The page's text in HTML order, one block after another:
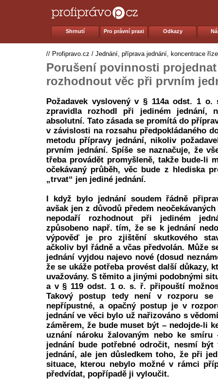
Shrnutí Pro právní praxi Odkazy
// Profipravo.cz / Jednání, příprava jednání, koncentrace
Porušení povinnosti projednat
rozhodnout věc při prvním
Požadavek vyslovený v § 114a odst. 1
zpravidla rozhodl při jediném jednání,
absolutní. Tato zásada se promítá do
v závislosti na rozsahu předpokládaného
metodu přípravy jednání, nikoliv
prvním jednání. Spíše se naznačuje, že
třeba provádět promyšleně, takže bude-li
očekávaný průběh, věc bude z hlediska
„trvat“ jen jediné jednání.
I když bylo jednání soudem řádně
avšak jen z důvodů předem
nepodaří rozhodnout při jediném
způsobeno např. tím, že se k jednání
výpověď je pro zjištění skutkového
ačkoliv byl řádně a včas předvolán. Může
jednání vyjdou najevo nové (dosud
že se ukáže potřeba provést další důkazy,
uvažovány. S těmito a jinými podobnými
a v § 119 odst. 1 o. s. ř. připouští
Takový postup tedy není v rozporu se
nepřípustné, a opačný postup je v
jednání ve věci bylo už nařizováno s
záměrem, že bude muset být – nedojde-li
uznání nároku žalovaným nebo ke smíru
jednání bude potřebné odročit, nesmí být
jednání, ale jen důsledkem toho, že při
situace, kterou nebylo možné v rámci
předvídat, popřípadě ji vyloučit.